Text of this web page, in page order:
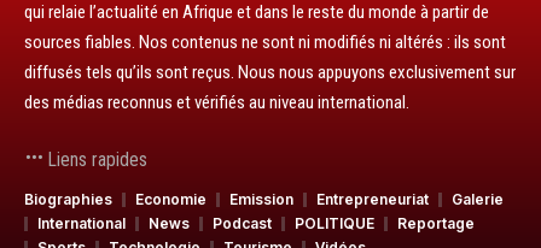
qui relaie l’actualité en Afrique et dans le reste du monde à partir de
sources fiables. Nos contenus ne sont ni modifiés ni altérés : ils sont
diffusés tels qu’ils sont reçus. Nous nous appuyons exclusivement sur
des médias reconnus et vérifiés au niveau international.
Liens rapides
Biographies Economie Emission Entrepreneuriat
Galerie
International
News Podcast POLITIQUE
Reportage